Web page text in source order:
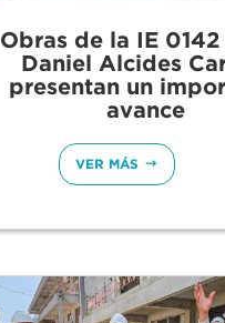
Obras de la IE
Daniel Alcides
presentan un
avance
VER MÁS